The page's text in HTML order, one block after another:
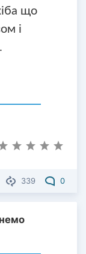
що
і
339 0